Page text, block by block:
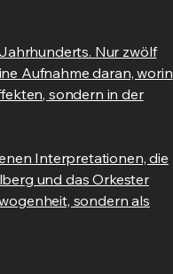
Nur zwölf
Aufnahme daran, worin
sondern in der
Interpretationen, die
und das Orkester
sondern als